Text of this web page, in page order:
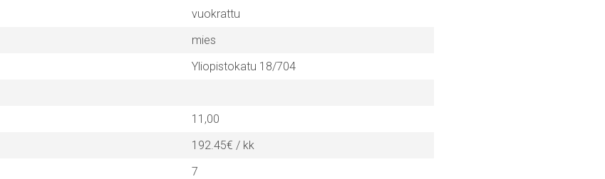
vuokrattu
mies
Yliopistokatu 18/704
11,00
192.45€ / kk
7